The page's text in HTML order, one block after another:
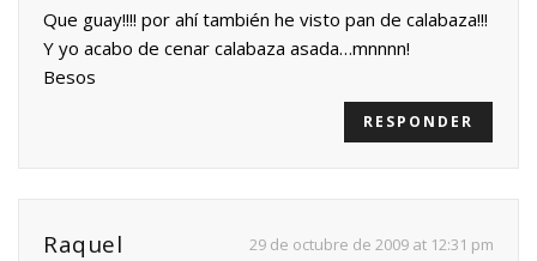
Que guay!!!! por ahí también he visto pan de calabaza!!!
Y yo acabo de cenar calabaza asada…mnnnn!
Besos
RESPONDER
Raquel 29 de octubre de 2009 at 12:31 pm